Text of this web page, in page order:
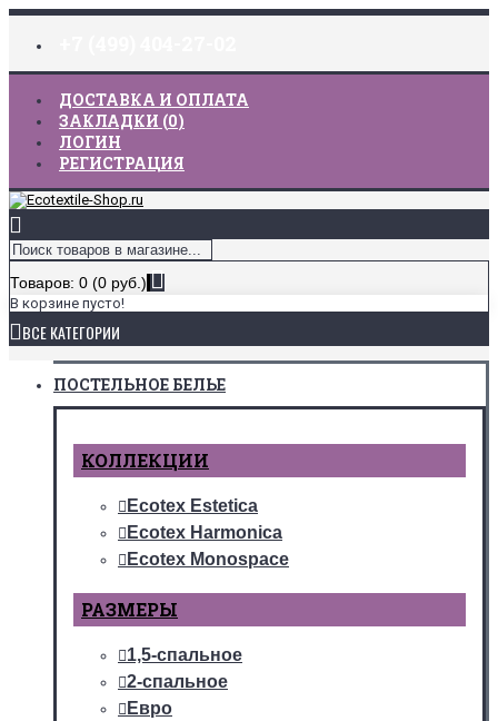
ДОСТАВКА И ОПЛАТА
ЗАКЛАДКИ (0)
ЛОГИН
РЕГИСТРАЦИЯ
Товаров: 0 (0 руб.)
В корзине пусто!
ВСЕ КАТЕГОРИИ
ПОСТЕЛЬНОЕ БЕЛЬЕ
КОЛЛЕКЦИИ
Ecotex Estetica
Ecotex Harmonica
Ecotex Monospace
РАЗМЕРЫ
1,5-спальное
2-спальное
Евро